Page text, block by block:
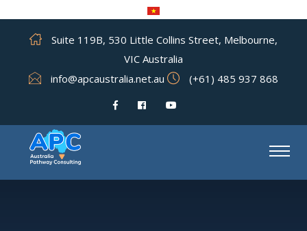
Suite 119B, 530 Little Collins Street, Melbourne,
VIC Australia
info@apcaustralia.net.au
(+61) 485 937 868